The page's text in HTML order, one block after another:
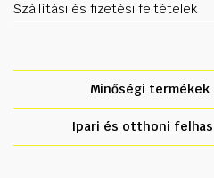
Szállítási és fizetési feltételek
Minőségi
Ipari és otthoni